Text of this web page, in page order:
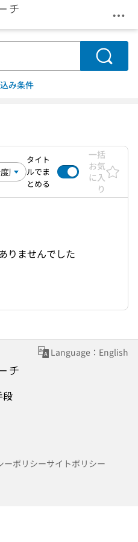
メ
検索
み条件
タイト
ルでま
とめる
一括
お気
に入
り
りませんでした
Language：English
段
ーポリシーサイトポリシー